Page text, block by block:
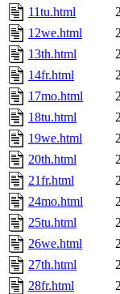
11tu.html
12we.html
13th.html
14fr.html
17mo.html
18tu.html
19we.html
20th.html
21fr.html
24mo.html
25tu.html
26we.html
27th.html
28fr.html